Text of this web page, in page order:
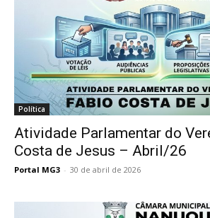
Política
Atividade Parlamentar do
Costa de Jesus – Abril/26
Portal MG3 - 30 de abril de 2026